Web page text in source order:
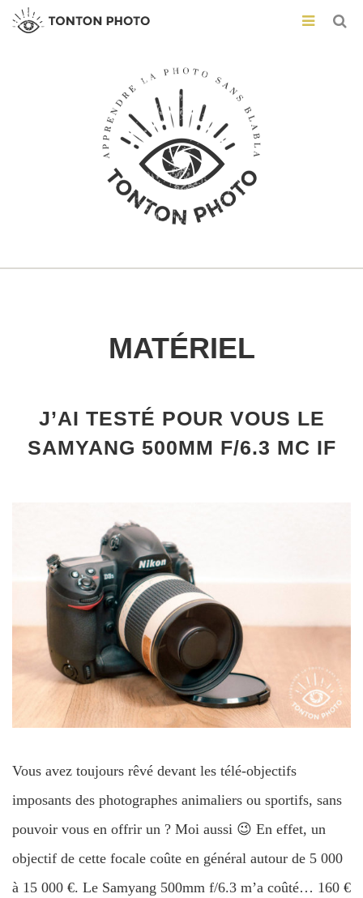
MATÉRIEL
J’AI TESTÉ POUR VOUS LE
SAMYANG 500MM F/6.3 MC IF
Vous avez toujours rêvé devant les télé-objectifs
imposants des photographes animaliers ou sportifs, sans
pouvoir vous en offrir un ? Moi aussi 😉 En effet, un
objectif de cette focale coûte en général autour de 5 000
à 15 000 €. Le Samyang 500mm f/6.3 m’a coûté… 160 €